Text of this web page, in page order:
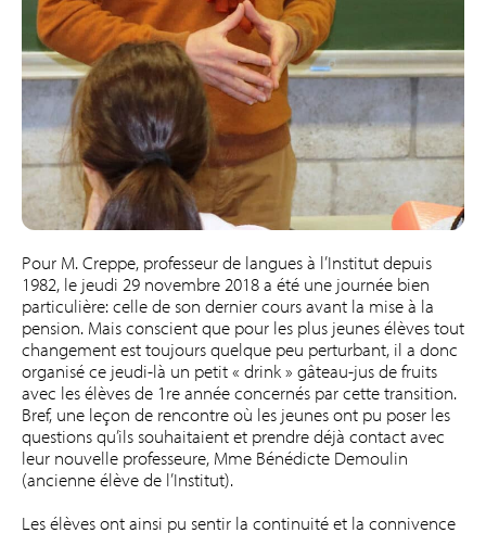
Pour M. Creppe, professeur de langues à l’Institut depuis
1982, le jeudi 29 novembre 2018 a été une journée bien
particulière: celle de son dernier cours avant la mise à la
pension. Mais conscient que pour les plus jeunes élèves tout
changement est toujours quelque peu perturbant, il a donc
organisé ce jeudi-là un petit « drink » gâteau-jus de fruits
avec les élèves de 1re année concernés par cette transition.
Bref, une leçon de rencontre où les jeunes ont pu poser les
questions qu’ils souhaitaient et prendre déjà contact avec
leur nouvelle professeure, Mme Bénédicte Demoulin
(ancienne élève de l’Institut).
Les élèves ont ainsi pu sentir la continuité et la connivence